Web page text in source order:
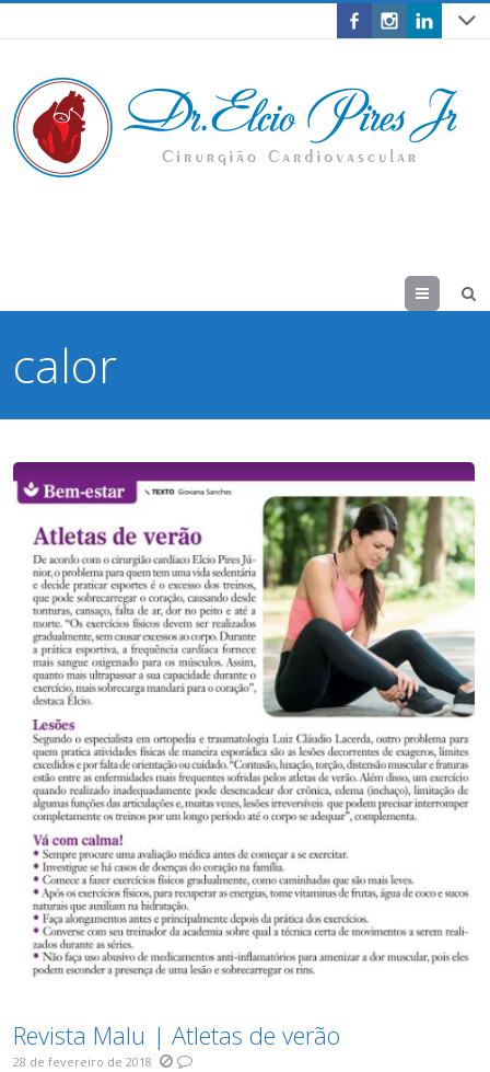
Menu
calor
Revista Malu | Atletas de verão
28 de fevereiro de 2018